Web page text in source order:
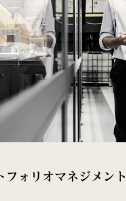
フォリオマネジメント